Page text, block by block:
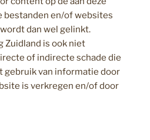
bestanden en/of websites
dan wel gelinkt.
Zuidland is ook niet
of indirecte schade die
gebruik van informatie door
is verkregen en/of door